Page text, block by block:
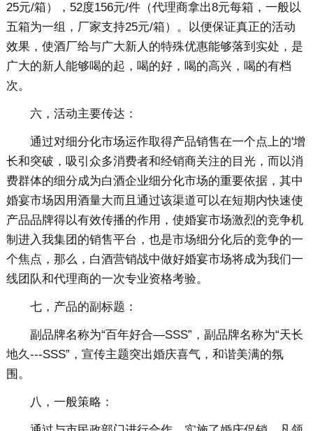
25元/箱），52度156元/件（代理商拿出8元每箱，一般以
五箱为一组，厂家支持25元/箱）。以便保证真正的活动
效果，使酒厂给与广大新人的特殊优惠能够落到实处，是
广大的新人能够喝的起，喝的好，喝的高兴，喝的有档
次。
六，活动主要传达：
通过对细分化市场运作取得产品销售在一个点上的'增
长和突破，吸引众多消费者和经销商关注的目光，而以消
费群体的细分成为白酒企业细分化市场的重要依据，其中
婚宴市场因用酒量大而且通过该渠道可以在短期内快速使
产品品牌得以有效传播的作用，使婚宴市场激烈的竞争机
制进入我集团的销售平台，也是市场细分化后的竞争的一
个焦点，那么，白酒营销战中做好婚宴市场将成为我们一
线团队和代理商的一次专业资格考验。
七，产品的副标题：
副品牌名称为“百年好合—SSS”，副品牌名称为“天长
地久---SSS”，宣传主题突出婚庆喜气，和谐美满的氛
围。
八，一般策略：